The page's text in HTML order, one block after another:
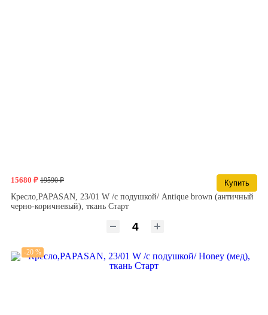
15680 ₽ 19590 ₽
Купить
Кресло,PAPASAN, 23/01 W /с подушкой/ Antique brown (античный
черно-коричневый), ткань Старт
-20 %